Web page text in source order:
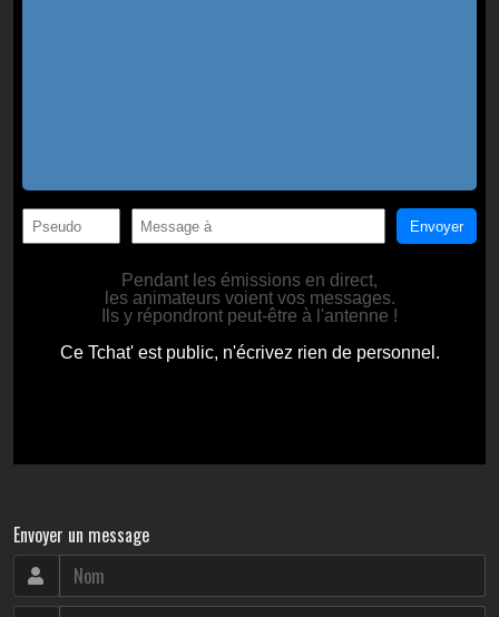
Envoyer un message